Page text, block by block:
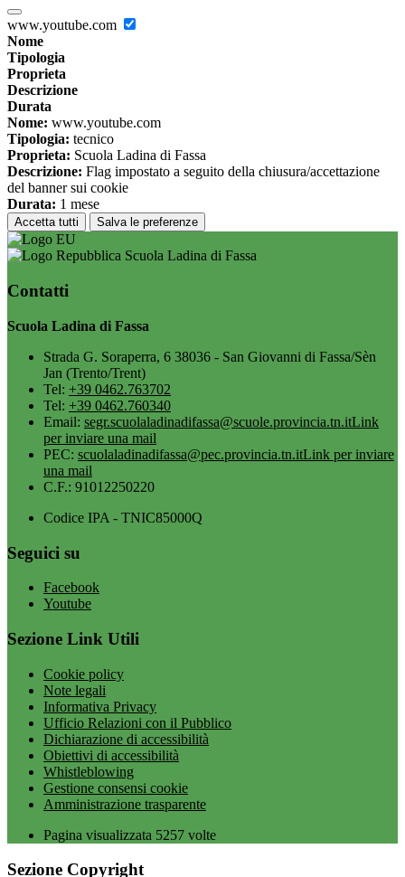
www.youtube.com
Nome
Tipologia
Proprieta
Descrizione
Durata
Nome: www.youtube.com
Tipologia: tecnico
Proprieta: Scuola Ladina di Fassa
Descrizione: Flag impostato a seguito della chiusura/accettazione
del banner sui cookie
Durata: 1 mese
Accetta tutti Salva le preferenze
Scuola Ladina di Fassa
Contatti
Scuola Ladina di Fassa
Strada G. Soraperra, 6 38036 - San Giovanni di Fassa/Sèn
Jan (Trento/Trent)
Tel: +39 0462.763702
Tel: +39 0462.760340
Email: segr.scuolaladinadifassa@scuole.provincia.tn.itLink
per inviare una mail
PEC: scuolaladinadifassa@pec.provincia.tn.itLink per inviare
una mail
C.F.: 91012250220
Codice IPA - TNIC85000Q
Seguici su
Facebook
Youtube
Sezione Link Utili
Cookie policy
Note legali
Informativa Privacy
Ufficio Relazioni con il Pubblico
Dichiarazione di accessibilità
Obiettivi di accessibilità
Whistleblowing
Gestione consensi cookie
Amministrazione trasparente
Pagina visualizzata 5257 volte
Sezione Copyright